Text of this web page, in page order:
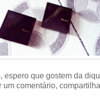
espero que gostem da
um comentário,